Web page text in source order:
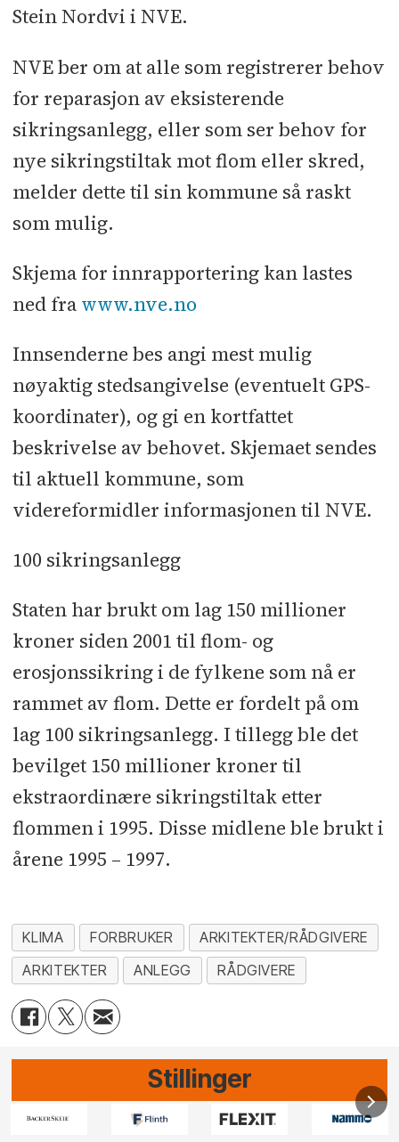
Stein Nordvi i NVE.
NVE ber om at alle som registrerer behov
for reparasjon av eksisterende
sikringsanlegg, eller som ser behov for
nye sikringstiltak mot flom eller skred,
melder dette til sin kommune så raskt
som mulig.
Skjema for innrapportering kan lastes
ned fra www.nve.no
Innsenderne bes angi mest mulig
nøyaktig stedsangivelse (eventuelt GPS-
koordinater), og gi en kortfattet
beskrivelse av behovet. Skjemaet sendes
til aktuell kommune, som
videreformidler informasjonen til NVE.
100 sikringsanlegg
Staten har brukt om lag 150 millioner
kroner siden 2001 til flom- og
erosjonssikring i de fylkene som nå er
rammet av flom. Dette er fordelt på om
lag 100 sikringsanlegg. I tillegg ble det
bevilget 150 millioner kroner til
ekstraordinære sikringstiltak etter
flommen i 1995. Disse midlene ble brukt i
årene 1995 – 1997.
KLIMA FORBRUKER
ARKITEKTER/RÅDGIVERE
ARKITEKTER
ANLEGG RÅDGIVERE
Stillinger